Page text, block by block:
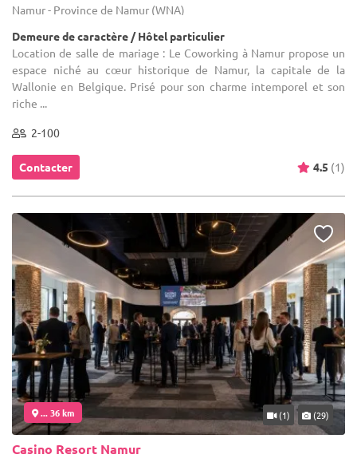
Namur - Province de Namur (WNA)
Demeure de caractère / Hôtel particulier
Location de salle de mariage : Le Coworking à Namur propose un
espace niché au cœur historique de Namur, la capitale de la
Wallonie en Belgique. Prisé pour son charme intemporel et son
riche ...
2-100
Contacter 4.5 (1)
... 36 km (1) (29)
Casino Resort Namur